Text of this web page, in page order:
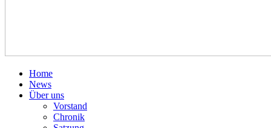
Home
News
Über uns
Vorstand
Chronik